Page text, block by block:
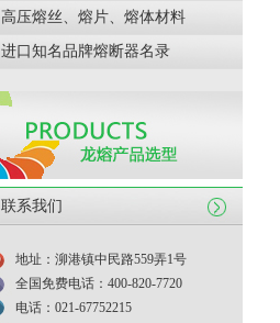
高压熔丝、熔片、熔体材料
进口知名品牌熔断器名录
联系我们
地址：泖港镇中民路559弄1号
全国免费电话：400-820-7720
电话：021-67752215